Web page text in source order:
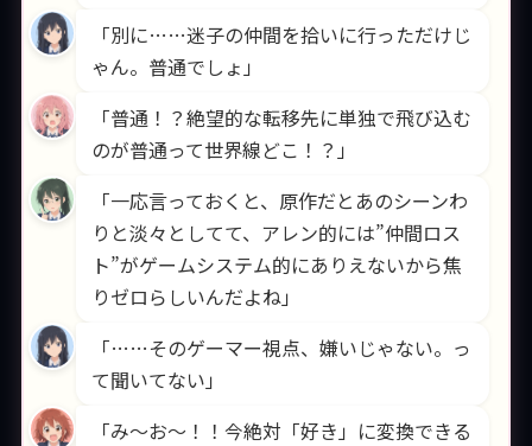
「別に……迷子の仲間を拾いに行っただけじ
ゃん。普通でしょ」
「普通！？絶望的な転移先に単独で飛び込む
のが普通って世界線どこ！？」
「一応言っておくと、原作だとあのシーンわ
りと淡々としてて、アレン的には”仲間ロス
ト”がゲームシステム的にありえないから焦
りゼロらしいんだよね」
「……そのゲーマー視点、嫌いじゃない。っ
て聞いてない」
「み〜お〜！！今絶対「好き」に変換できる